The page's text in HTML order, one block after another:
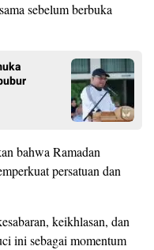
sebelum berbuka
bahwa Ramadan
persatuan dan
keikhlasan, dan
ini sebagai momentum